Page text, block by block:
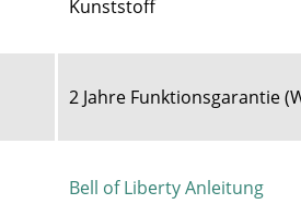
Kunststoff
2 Jahre Funktionsgarantie (
Bell of Liberty Anleitung